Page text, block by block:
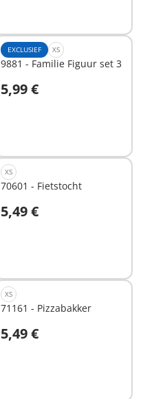
EXCLUSIEF XS
9881 - Familie Figuur set 3
5,99 €
In winkelwagen
XS
70601 - Fietstocht
5,49 €
In winkelwagen
XS
71161 - Pizzabakker
5,49 €
In winkelwagen